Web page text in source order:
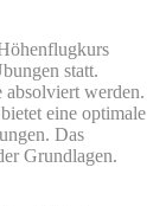
statt.
werden.
eine optimale
Das
Grundlagen.